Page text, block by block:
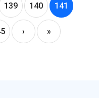
139 140 141
› »